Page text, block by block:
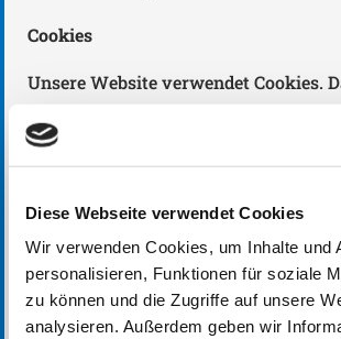
Diese Webseite verwendet Cookies
Wir verwenden Cookies, um Inhalte und
personalisieren, Funktionen für soziale
zu können und die Zugriffe auf unsere
analysieren. Außerdem geben wir
Cookies
Unsere Website verwendet Cookies.
speichert. Cookies helfen uns dabei,
nutzerfreundlicher, effektiver und
Einige Cookies sind “Session-
Cookies werden nach Ende Ihrer
von selbst gelöscht. Hingegen bleiben